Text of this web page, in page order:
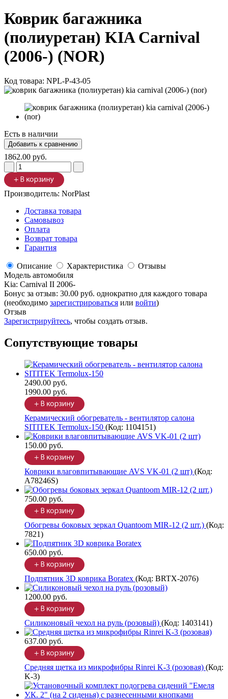
Коврик багажника
(полиуретан) KIA Carnival
(2006-) (NOR)
Код товара: NPL-P-43-05
Есть в наличии
1862.00 руб.
Производитель: NorPlast
Доставка товара
Самовывоз
Оплата
Возврат товара
Гарантия
Описание Характеристика
Отзывы
Модель автомобиля
Kia: Carnival II 2006-
Бонус за отзыв: 30.00 руб. однократно для каждого товара
(необходимо зарегистрироваться или войти)
Отзыв
Зарегистрируйтесь, чтобы создать отзыв.
Сопутствующие товары
2490.00 руб.
1990.00 руб.
Керамический обогреватель - вентилятор салона
SITITEK Termolux-150 (Код: 1104151)
150.00 руб.
Коврики влаговпитывающие AVS VK-01 (2 шт) (Код:
A78246S)
750.00 руб.
Обогревы боковых зеркал Quantoom MIR-12 (2 шт.) (Код:
7821)
650.00 руб.
Подпятник 3D коврика Boratex (Код: BRTX-2076)
1200.00 руб.
Силиконовый чехол на руль (розовый) (Код: 1403141)
637.00 руб.
Средняя щетка из микрофибры Rinrei K-3 (розовая) (Код:
K-3)